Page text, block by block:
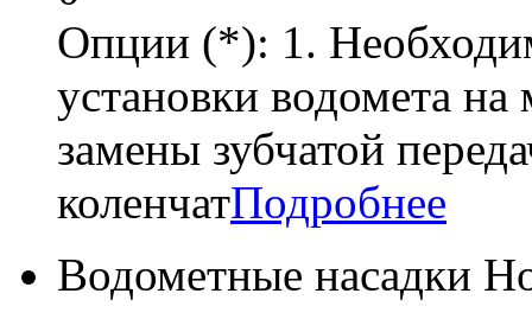
Опции (*): 1.
установки водомета
замены зубчатой
коленчатПодробнее
Водометные насадки